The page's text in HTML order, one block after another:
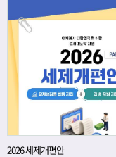
가는 과정입니다. 수업을 통해 배
지식, 친구들과의 협업, 다양한 활
얻는 문제 해결 경험은 모두 개인
로 축적됩니다. 경제학에서는 이
2026 세제개편안